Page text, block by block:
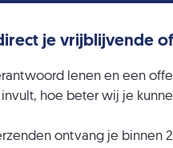
je vrijblijvende
lenen en een
hoe beter wij je
ontvang je binnen